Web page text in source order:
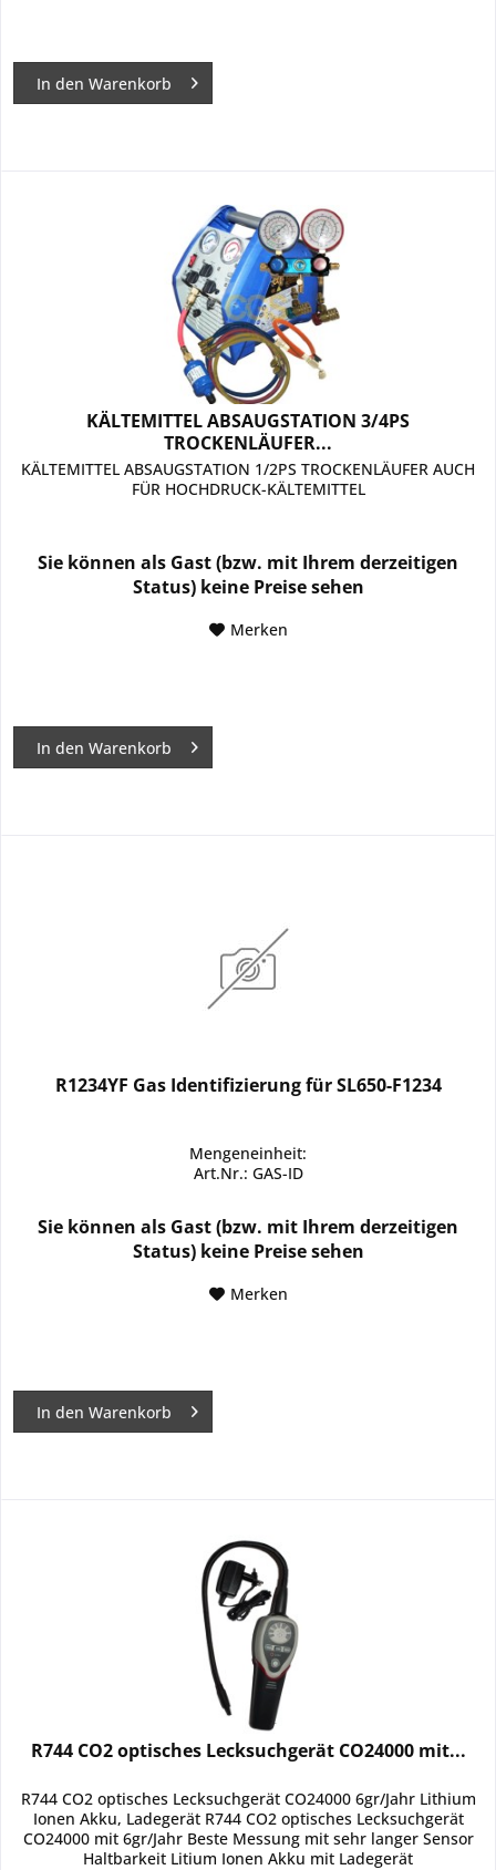
In den Warenkorb
KÄLTEMITTEL ABSAUGSTATION 3/4PS
TROCKENLÄUFER...
KÄLTEMITTEL ABSAUGSTATION 1/2PS TROCKENLÄUFER AUCH
FÜR HOCHDRUCK-KÄLTEMITTEL
Sie können als Gast (bzw. mit Ihrem derzeitigen
Status) keine Preise sehen
Merken
In den Warenkorb
R1234YF Gas Identifizierung für SL650-F1234
Mengeneinheit:
Art.Nr.: GAS-ID
Sie können als Gast (bzw. mit Ihrem derzeitigen
Status) keine Preise sehen
Merken
In den Warenkorb
R744 CO2 optisches Lecksuchgerät CO24000 mit...
R744 CO2 optisches Lecksuchgerät CO24000 6gr/Jahr Lithium
Ionen Akku, Ladegerät R744 CO2 optisches Lecksuchgerät
CO24000 mit 6gr/Jahr Beste Messung mit sehr langer Sensor
Haltbarkeit Litium Ionen Akku mit Ladegerät